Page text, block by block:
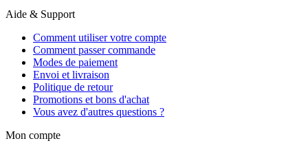
Aide & Support
Comment utiliser votre compte
Comment passer commande
Modes de paiement
Envoi et livraison
Politique de retour
Promotions et bons d'achat
Vous avez d'autres questions ?
Mon compte